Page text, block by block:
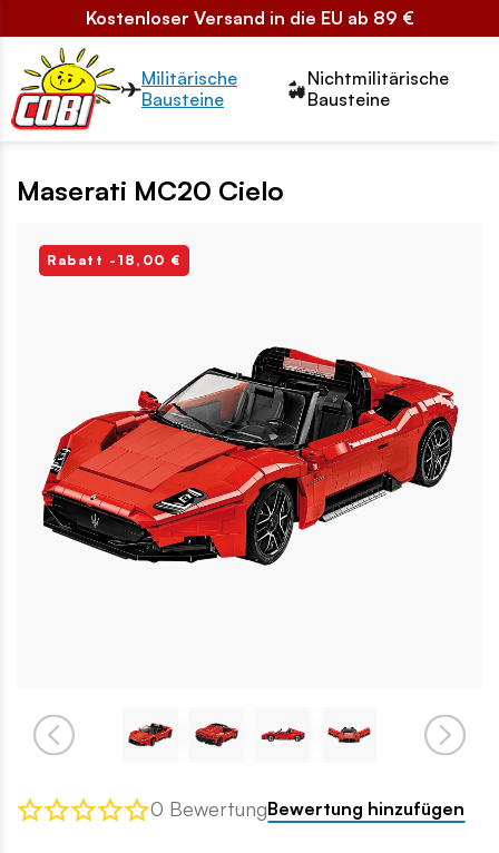
Kostenloser Versand in die EU ab 89 €
Przełącznik segmentów2
Militärische
Bausteine
Nichtmilitärische
Bausteine
Maserati MC20 Cielo
Rabatt -18,00 €
0 BewertungBewertung hinzufügen